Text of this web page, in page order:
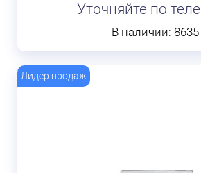
Уточняйте по
В наличии: 8635